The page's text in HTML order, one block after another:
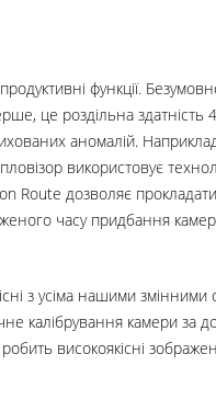
функції.
це роздільна
аномалій.
використовує
Route дозволяє
часу придбання
з усіма нашими
калібрування камери за
високоякісні